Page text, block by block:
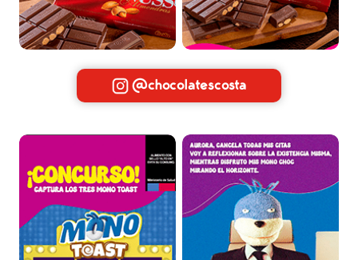
@chocolatescosta